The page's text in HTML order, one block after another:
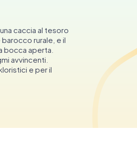
caccia al tesoro
barocco rurale, e il
bocca aperta.
avvincenti.
e per il